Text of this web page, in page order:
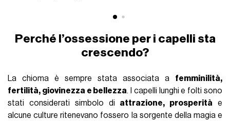
Perché l’ossessione per i capelli sta
crescendo?
La chioma è sempre stata associata a femminilità,
fertilità, giovinezza e bellezza. I capelli lunghi e folti sono
stati considerati simbolo di attrazione, prosperità e
alcune culture ritenevano fossero la sorgente della magia e